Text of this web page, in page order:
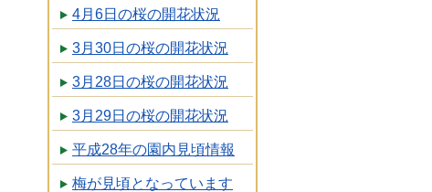
4月6日の桜の開花状況
3月30日の桜の開花状況
3月28日の桜の開花状況
3月29日の桜の開花状況
平成28年の園内見頃情報
梅が見頃となっています